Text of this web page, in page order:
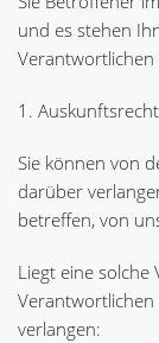
und es stehen
Verantwortlichen
1. Auskunftsrecht
Sie können von
darüber
betreffen, von
Liegt eine solche
verlangen: